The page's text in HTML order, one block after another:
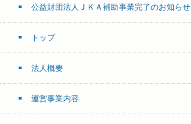
公益財団法人ＪＫＡ補助事業完了のお知らせ
トップ
法人概要
運営事業内容